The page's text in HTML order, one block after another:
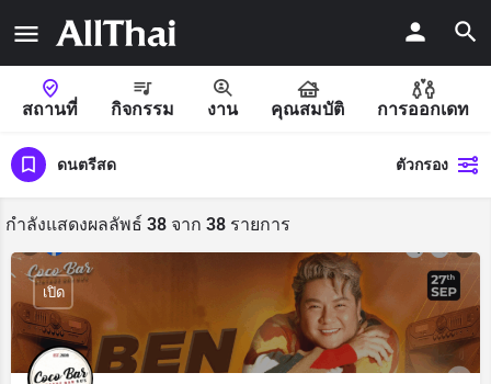
สถานที่ กิจกรรม งาน คุณสมบัติ การออกเดท
ดนตรีสด ตัวกรอง
กำลังแสดงผลลัพธ์ 38 จาก 38 รายการ
เปิด